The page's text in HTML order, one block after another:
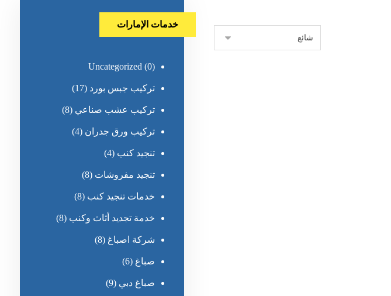
خدمات الإمارات
Uncategorized (0)
تركيب جبس بورد (17)
تركيب عشب صناعي (8)
تركيب ورق جدران (4)
تنجيد كنب (4)
تنجيد مفروشات (8)
خدمات تنجيد كنب (8)
خدمة تجديد أثاث وكنب (8)
شركة اصباغ (8)
صباغ (6)
صباغ دبي (9)